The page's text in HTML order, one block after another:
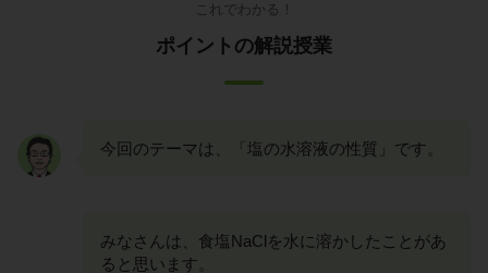
これでわかる！
ポイントの解説授業
今回のテーマは、「塩の水溶液の性質」です。
みなさんは、食塩NaClを水に溶かしたことがあ
ると思います。